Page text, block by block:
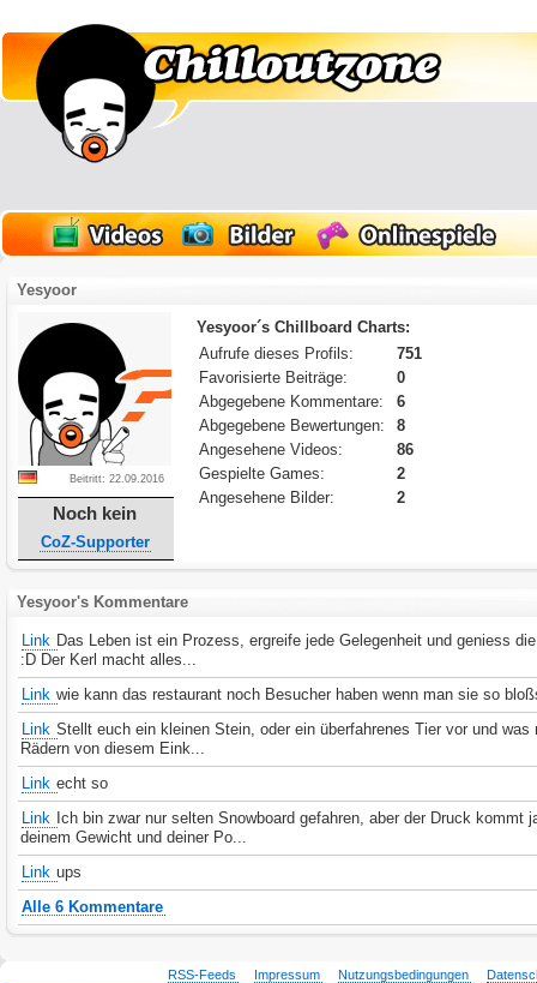
Yesyoor
Beitritt: 22.09.2016
Noch kein
CoZ-Supporter
Yesyoor´s Chillboard Charts:
Aufrufe dieses Profils:
751
Favorisierte Beiträge:
0
Abgegebene Kommentare:
6
Abgegebene Bewertungen:
8
Angesehene Videos:
86
Gespielte Games:
2
Angesehene Bilder:
2
Yesyoor's Kommentare
Link Das Leben ist ein Prozess, ergreife jede Gelegenheit und geniess
:D Der Kerl macht alles...
Link wie kann das restaurant noch Besucher haben wenn man sie so
Link Stellt euch ein kleinen Stein, oder ein überfahrenes Tier vor und was
Rädern von diesem Eink...
Link echt so
Link Ich bin zwar nur selten Snowboard gefahren, aber der Druck kommt
deinem Gewicht und deiner Po...
Link ups
Alle 6 Kommentare
RSS-Feeds Impressum Nutzungsbedingungen